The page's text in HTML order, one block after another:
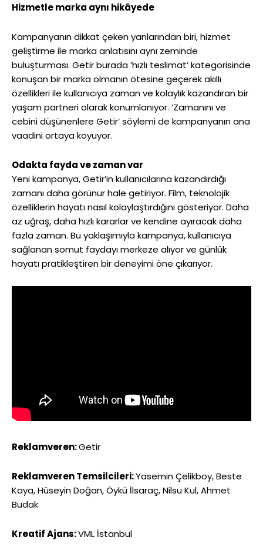
Hizmetle marka aynı hikâyede
Kampanyanın dikkat çeken yanlarından biri, hizmet
geliştirme ile marka anlatısını aynı zeminde
buluşturması. Getir burada ‘hızlı teslimat’ kategorisinde
konuşan bir marka olmanın ötesine geçerek akıllı
özellikleri ile kullanıcıya zaman ve kolaylık kazandıran bir
yaşam partneri olarak konumlanıyor. ‘Zamanını ve
cebini düşünenlere Getir’ söylemi de kampanyanın ana
vaadini ortaya koyuyor.
Odakta fayda ve zaman var
Yeni kampanya, Getir’in kullanıcılarına kazandırdığı
zamanı daha görünür hale getiriyor. Film, teknolojik
özelliklerin hayatı nasıl kolaylaştırdığını gösteriyor. Daha
az uğraş, daha hızlı kararlar ve kendine ayıracak daha
fazla zaman. Bu yaklaşımıyla kampanya, kullanıcıya
sağlanan somut faydayı merkeze alıyor ve günlük
hayatı pratikleştiren bir deneyimi öne çıkarıyor.
Reklamveren:Getir
Reklamveren Temsilcileri:Yasemin Çelikboy, Beste
Kaya, Hüseyin Doğan, Öykü İlsaraç, Nilsu Kul, Ahmet
Budak
Kreatif Ajans:VML İstanbul